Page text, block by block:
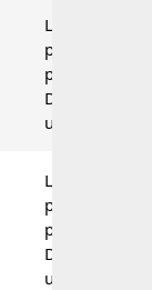
Lançamento
parcialmente
procedente.
Decisão
unânime.
Lançamento
parcialmente
procedente.
Decisão
unânime.